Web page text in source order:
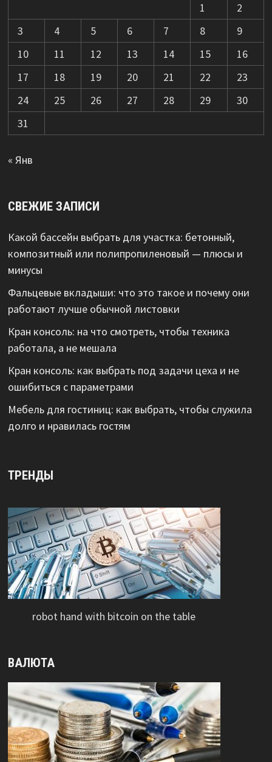
1
2
3
4 5 6 7 8
9
10
11 12 13 14 15
16
17
18 19 20 21 22
23
24
25 26 27 28 29
30
31
« Янв
СВЕЖИЕ ЗАПИСИ
Какой бассейн выбрать для участка: бетонный,
композитный или полипропиленовый — плюсы и
минусы
Фальцевые вкладыши: что это такое и почему они
работают лучше обычной листовки
Кран консоль: на что смотреть, чтобы техника
работала, а не мешала
Кран консоль: как выбрать под задачи цеха и не
ошибиться с параметрами
Мебель для гостиниц: как выбрать, чтобы служила
долго и нравилась гостям
ТРЕНДЫ
robot hand with bitcoin on the table
ВАЛЮТА